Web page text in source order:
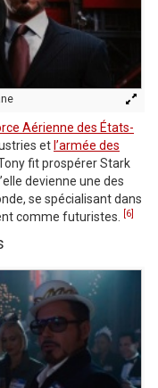
Aérienne des États-
et l’armée des
fit prospérer Stark
devienne une des
se spécialisant dans
comme futuristes.
[6]